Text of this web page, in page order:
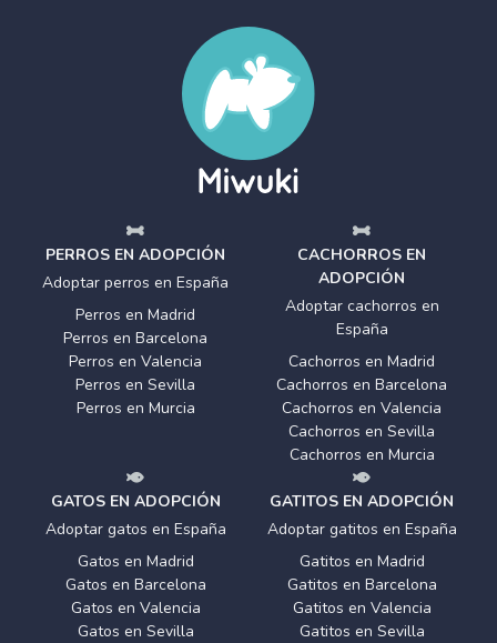
PERROS EN ADOPCIÓN
Adoptar perros en España
Perros en Madrid
Perros en Barcelona
Perros en Valencia
Perros en Sevilla
Perros en Murcia
CACHORROS EN
ADOPCIÓN
Adoptar cachorros en
España
Cachorros en Madrid
Cachorros en Barcelona
Cachorros en Valencia
Cachorros en Sevilla
Cachorros en Murcia
GATOS EN ADOPCIÓN
Adoptar gatos en España
Gatos en Madrid
Gatos en Barcelona
Gatos en Valencia
Gatos en Sevilla
GATITOS EN ADOPCIÓN
Adoptar gatitos en España
Gatitos en Madrid
Gatitos en Barcelona
Gatitos en Valencia
Gatitos en Sevilla